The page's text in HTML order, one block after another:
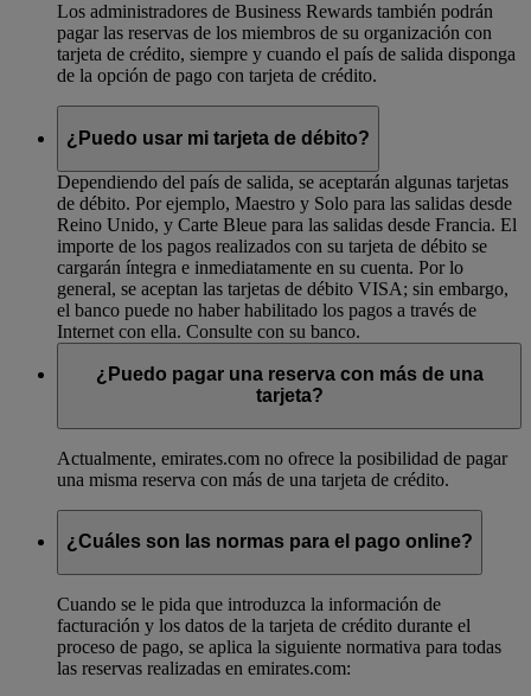
Los administradores de Business Rewards también podrán
pagar las reservas de los miembros de su organización con
tarjeta de crédito, siempre y cuando el país de salida disponga
de la opción de pago con tarjeta de crédito.
¿Puedo usar mi tarjeta de débito?
Dependiendo del país de salida, se aceptarán algunas tarjetas
de débito. Por ejemplo, Maestro y Solo para las salidas desde
Reino Unido, y Carte Bleue para las salidas desde Francia. El
importe de los pagos realizados con su tarjeta de débito se
cargarán íntegra e inmediatamente en su cuenta. Por lo
general, se aceptan las tarjetas de débito VISA; sin embargo,
el banco puede no haber habilitado los pagos a través de
Internet con ella. Consulte con su banco.
¿Puedo pagar una reserva con más de una
tarjeta?
Actualmente, emirates.com no ofrece la posibilidad de pagar
una misma reserva con más de una tarjeta de crédito.
¿Cuáles son las normas para el pago online?
Cuando se le pida que introduzca la información de
facturación y los datos de la tarjeta de crédito durante el
proceso de pago, se aplica la siguiente normativa para todas
las reservas realizadas en emirates.com: